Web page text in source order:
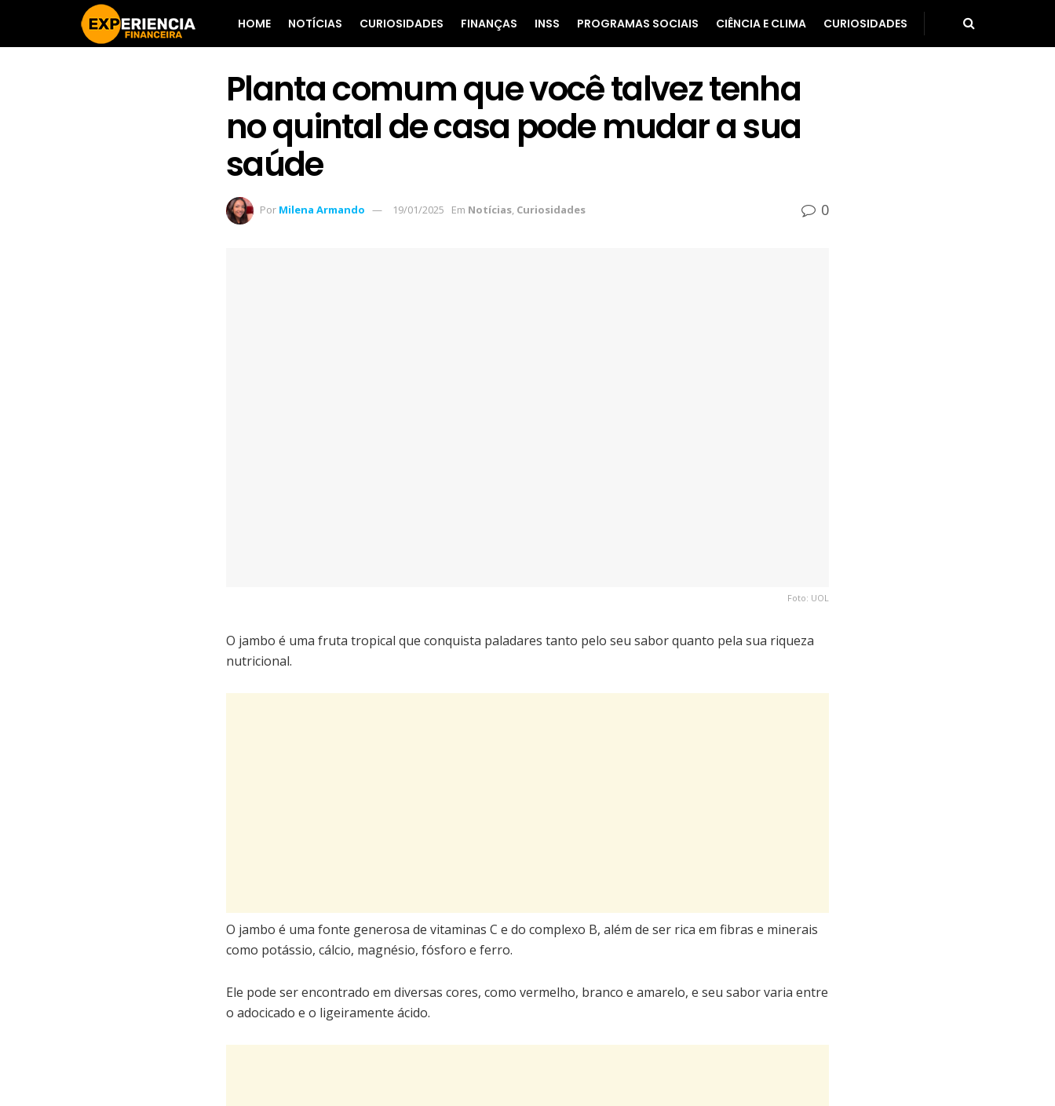
HOME NOTÍCIAS CURIOSIDADES FINANÇAS INSS PROGRAMAS SOCIAIS CIÊNCIA E CLIMA CURIOSIDADES
Planta comum que você talvez tenha
no quintal de casa pode mudar a sua
saúde
Por Milena Armando 19/01/2025 Em Notícias, Curiosidades 0
Foto: UOL
O jambo é uma fruta tropical que conquista paladares tanto pelo seu sabor quanto pela sua riqueza
nutricional.
O jambo é uma fonte generosa de vitaminas C e do complexo B, além de ser rica em fibras e minerais
como potássio, cálcio, magnésio, fósforo e ferro.
Ele pode ser encontrado em diversas cores, como vermelho, branco e amarelo, e seu sabor varia entre
o adocicado e o ligeiramente ácido.